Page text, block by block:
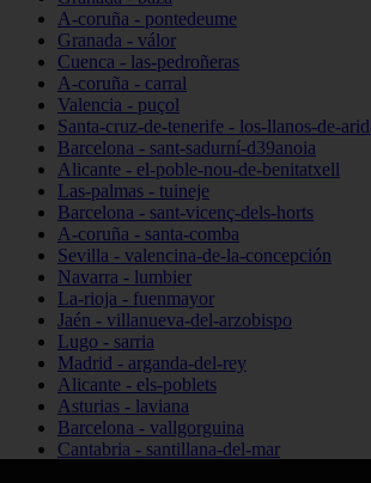
A-coruña - pontedeume
Granada - válor
Cuenca - las-pedroñeras
A-coruña - carral
Valencia - puçol
Santa-cruz-de-tenerife - los-llanos-de-
Barcelona - sant-sadurní-d39anoia
Alicante - el-poble-nou-de-benitatxell
Las-palmas - tuineje
Barcelona - sant-vicenç-dels-horts
A-coruña - santa-comba
Sevilla - valencina-de-la-concepción
Navarra - lumbier
La-rioja - fuenmayor
Jaén - villanueva-del-arzobispo
Lugo - sarria
Madrid - arganda-del-rey
Alicante - els-poblets
Asturias - laviana
Barcelona - vallgorguina
Cantabria - santillana-del-mar